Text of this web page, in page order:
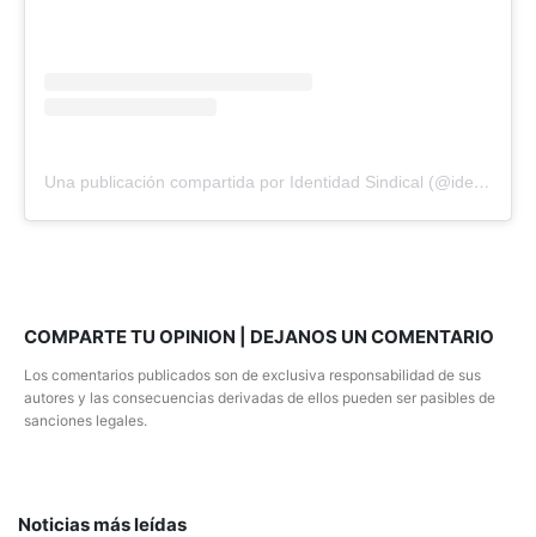
Una publicación compartida por Identidad Sindical (@identisindical)
COMPARTE TU OPINION | DEJANOS UN COMENTARIO
Los comentarios publicados son de exclusiva responsabilidad de sus
autores y las consecuencias derivadas de ellos pueden ser pasibles de
sanciones legales.
Noticias más leídas